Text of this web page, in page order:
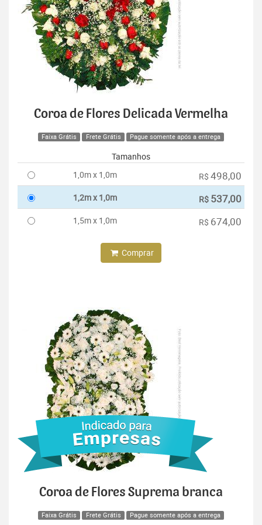
Coroa de Flores Delicada Vermelha
Faixa Grátis Frete Grátis Pague somente após a entrega
Tamanhos
1,0m x 1,0m
R$ 498,00
1,2m x 1,0m R$ 537,00
1,5m x 1,0m R$ 674,00
Comprar
Coroa de Flores Suprema branca
Faixa Grátis Frete Grátis Pague somente após a entrega